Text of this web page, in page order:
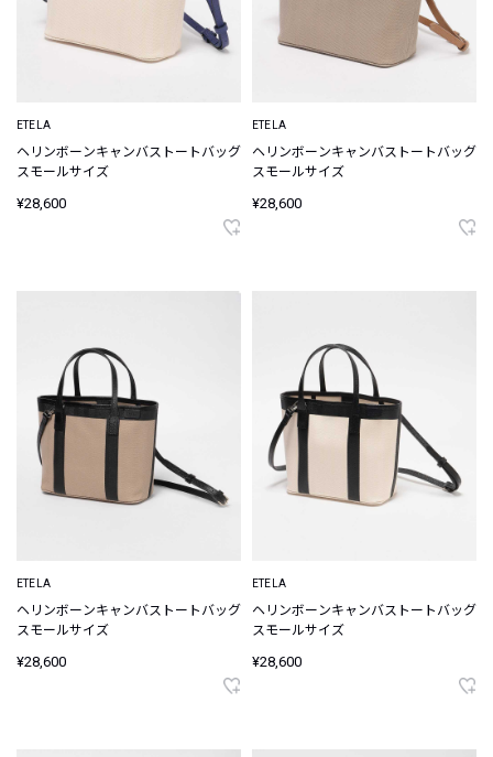
ETELA
ヘリンボーンキャンバストートバッグ
スモールサイズ
¥28,600
ETELA
ヘリンボーンキャンバストートバッグ
スモールサイズ
¥28,600
ETELA
ヘリンボーンキャンバストートバッグ
スモールサイズ
¥28,600
ETELA
ヘリンボーンキャンバストートバッグ
スモールサイズ
¥28,600